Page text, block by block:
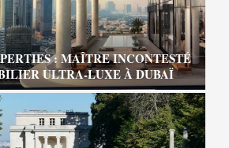
: MAÎTRE INCONTESTÉ
ULTRA-LUXE À DUBAÏ